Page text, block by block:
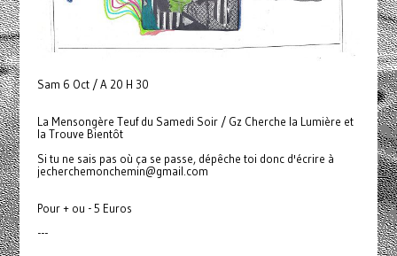
Sam 6 Oct / A 20 H 30
La Mensongère Teuf du Samedi Soir / Gz Cherche la Lumière et
la Trouve Bientôt
Si tu ne sais pas où ça se passe, dépêche toi donc d'écrire à
jecherchemonchemin@gmail.com
Pour + ou - 5 Euros
---